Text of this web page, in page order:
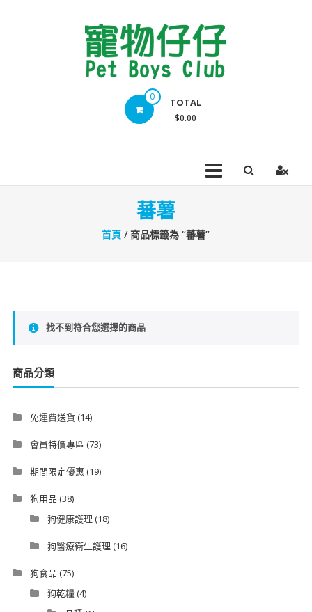
0 TOTAL
$0.00
蕃薯
首頁 / 商品標籤為 “蕃薯”
找不到符合您選擇的商品
商品分類
免運費送貨(14)
會員特價專區 (73)
期間限定優惠 (19)
狗用品 (38)
狗健康護理 (18)
狗醫療衛生護理 (16)
狗食品 (75)
狗乾糧(4)